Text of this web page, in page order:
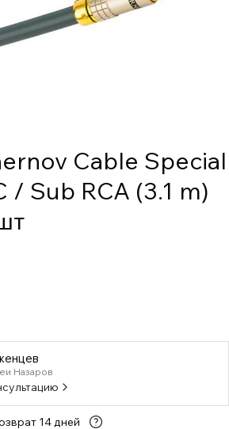
Cable Special
/ Sub RCA (3.1 m)
Назаров
14 дней